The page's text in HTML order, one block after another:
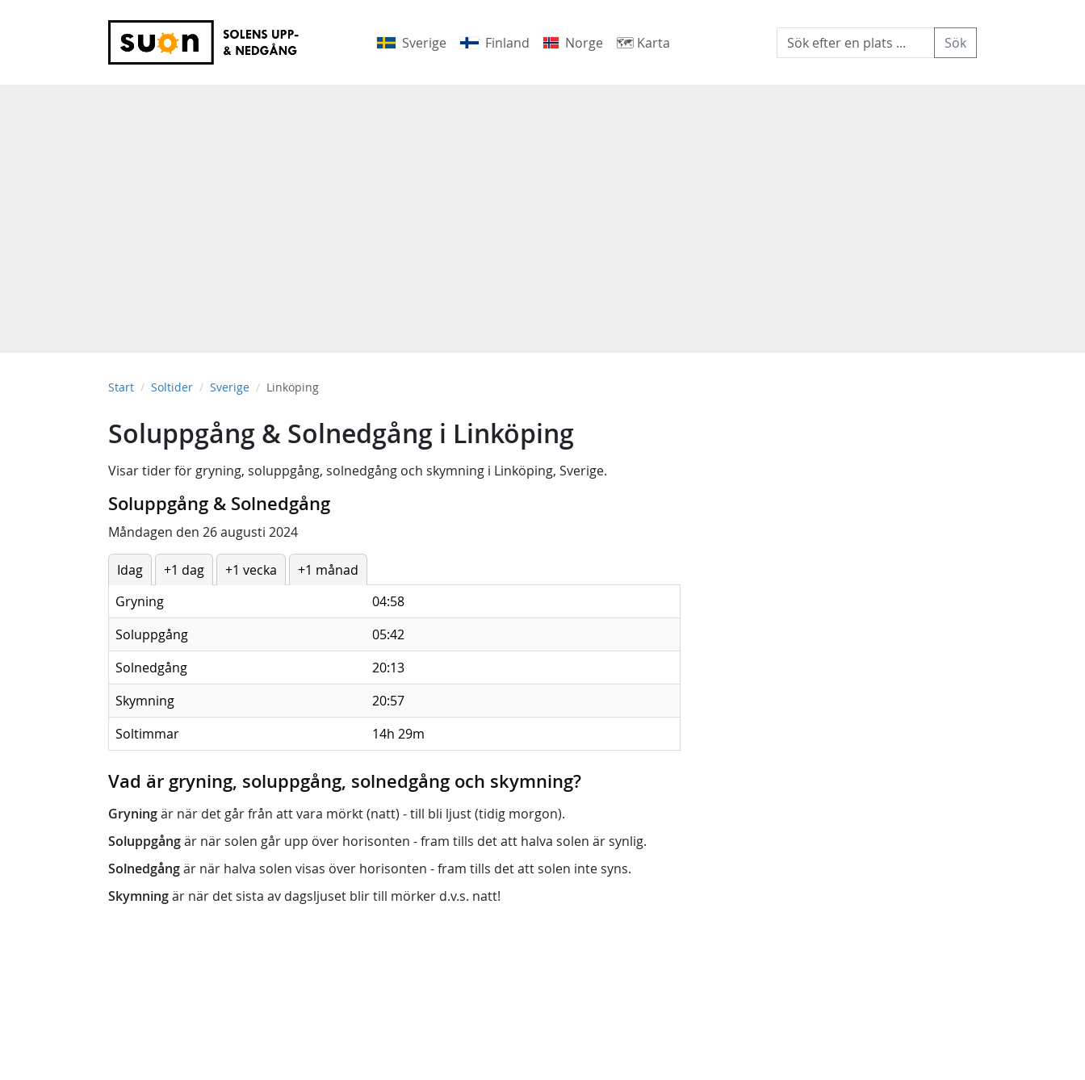
Sverige Finland Norge 🗺 Karta
Start Soltider Sverige Linköping
Soluppgång & Solnedgång i Linköping
Visar tider för gryning, soluppgång, solnedgång och skymning i Linköping, Sverige.
Soluppgång & Solnedgång
Måndagen den 26 augusti 2024
Idag +1 dag +1 vecka
+1 månad
Gryning
04:58
Soluppgång
05:42
Solnedgång
20:13
Skymning
20:57
Soltimmar
14h 29m
Vad är gryning, soluppgång, solnedgång och skymning?
Gryningär när det går från att vara mörkt (natt) - till bli ljust (tidig morgon).
Soluppgångär när solen går upp över horisonten - fram tills det att halva solen är synlig.
Solnedgångär när halva solen visas över horisonten - fram tills det att solen inte syns.
Skymningär när det sista av dagsljuset blir till mörker d.v.s. natt!